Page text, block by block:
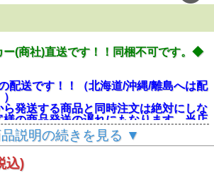
(商社)直送です！！同梱不可です。◆
配送です！！（北海道/沖縄/離島へは配
発送する商品と同時注文は絶対にしな
の商品発送の遅れにもなります。当店
は別途送料がかかります。
目安として、2営業日～4営業日(土/日/
説明の続きを見る ▼
込)